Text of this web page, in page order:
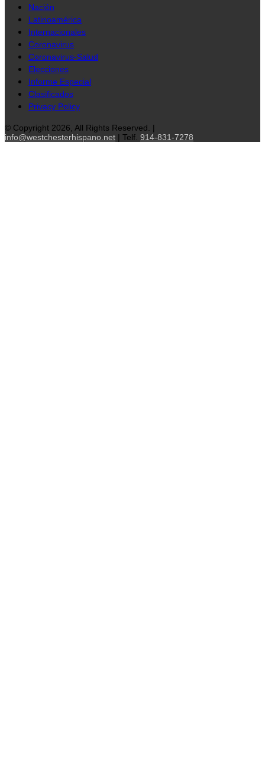
Nación
Latinoamérica
Internacionales
Coronavirus
Coronavirus-Salud
Elecciones
Informe Especial
Clasificados
Privacy Policy
© Copyright 2026, All Rights Reserved. |
info@westchesterhispano.net | Telf. 914-831-7278